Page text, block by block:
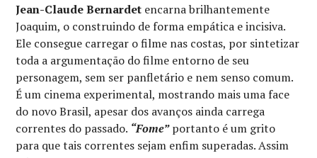
Jean-Claude Bernardet encarna brilhantemente
Joaquim, o construindo de forma empática e incisiva.
Ele consegue carregar o filme nas costas, por sintetizar
toda a argumentação do filme entorno de seu
personagem, sem ser panfletário e nem senso comum.
É um cinema experimental, mostrando mais uma face
do novo Brasil, apesar dos avanços ainda carrega
correntes do passado. “Fome”portanto é um grito
para que tais correntes sejam enfim superadas. Assim